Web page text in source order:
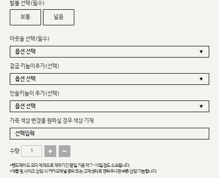
발볼 선택(필수)
보통 넓음
아웃솔 선택(필수)
겉굽 키높이추가(선택)
인솔키높이 추가(선택)
가죽 색상 변경을 원하실 경우 색상 기재
수량
*핸드메이드 오더 제작으로 제작기간 평일 기준 약 7~10일정도 소요됩니다.
*제품 및 사이즈 상담 시 카카오채널 문의 또는 고객센터로 연락주시면 빠른 상담 가능합니다.